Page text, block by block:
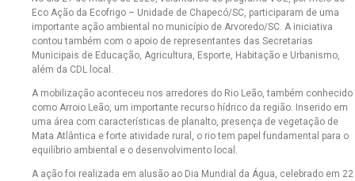
Eco Ação da Ecofrigo – Unidade de Chapecó/SC, participaram de uma
importante ação ambiental no município de Arvoredo/SC. A iniciativa
contou também com o apoio de representantes das Secretarias
Municipais de Educação, Agricultura, Esporte, Habitação e Urbanismo,
além da CDL local.
A mobilização aconteceu nos arredores do Rio Leão, também conhecido
como Arroio Leão, um importante recurso hídrico da região. Inserido em
uma área com características de planalto, presença de vegetação de
Mata Atlântica e forte atividade rural, o rio tem papel fundamental para o
equilíbrio ambiental e o desenvolvimento local.
A ação foi realizada em alusão ao Dia Mundial da Água, celebrado em 22